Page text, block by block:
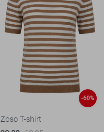
-60%
Zoso T-shirt